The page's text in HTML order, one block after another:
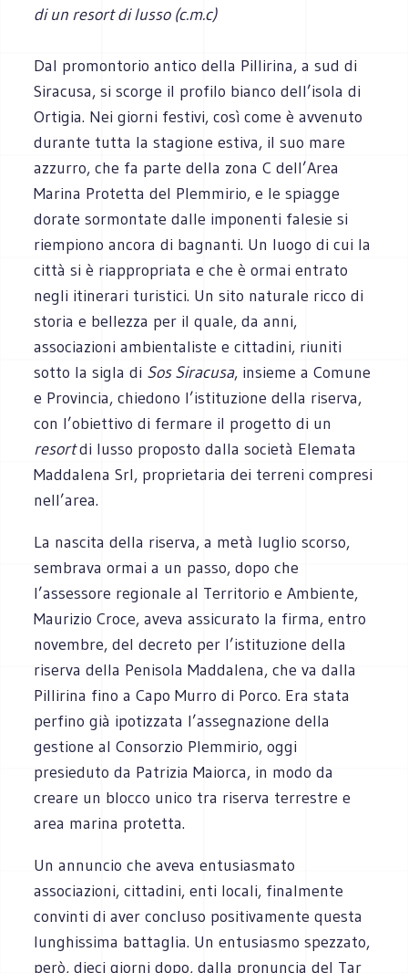
di un resort di lusso (c.m.c)
Dal promontorio antico della Pillirina, a sud di
Siracusa, si scorge il profilo bianco dell’isola di
Ortigia. Nei giorni festivi, così come è avvenuto
durante tutta la stagione estiva, il suo mare
azzurro, che fa parte della zona C dell’Area
Marina Protetta del Plemmirio, e le spiagge
dorate sormontate dalle imponenti falesie si
riempiono ancora di bagnanti. Un luogo di cui la
città si è riappropriata e che è ormai entrato
negli itinerari turistici. Un sito naturale ricco di
storia e bellezza per il quale, da anni,
associazioni ambientaliste e cittadini, riuniti
sotto la sigla di Sos Siracusa, insieme a Comune
e Provincia, chiedono l’istituzione della riserva,
con l’obiettivo di fermare il progetto di un
resortdi lusso proposto dalla società Elemata
Maddalena Srl, proprietaria dei terreni compresi
nell’area.
La nascita della riserva, a metà luglio scorso,
sembrava ormai a un passo, dopo che
l’assessore regionale al Territorio e Ambiente,
Maurizio Croce, aveva assicurato la firma, entro
novembre, del decreto per l’istituzione della
riserva della Penisola Maddalena, che va dalla
Pillirina fino a Capo Murro di Porco. Era stata
perfino già ipotizzata l’assegnazione della
gestione al Consorzio Plemmirio, oggi
presieduto da Patrizia Maiorca, in modo da
creare un blocco unico tra riserva terrestre e
area marina protetta.
Un annuncio che aveva entusiasmato
associazioni, cittadini, enti locali, finalmente
convinti di aver concluso positivamente questa
lunghissima battaglia. Un entusiasmo spezzato,
però, dieci giorni dopo, dalla pronuncia del Tar